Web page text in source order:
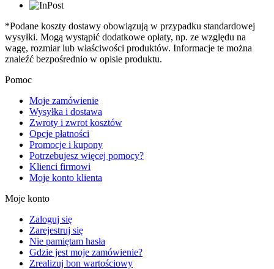
*Podane koszty dostawy obowiązują w przypadku standardowej
wysyłki. Mogą wystąpić dodatkowe opłaty, np. ze względu na
wagę, rozmiar lub właściwości produktów. Informacje te można
znaleźć bezpośrednio w opisie produktu.
Pomoc
Moje zamówienie
Wysyłka i dostawa
Zwroty i zwrot kosztów
Opcje płatności
Promocje i kupony
Potrzebujesz więcej pomocy?
Klienci firmowi
Moje konto klienta
Moje konto
Zaloguj się
Zarejestruj się
Nie pamiętam hasła
Gdzie jest moje zamówienie?
Zrealizuj bon wartościowy